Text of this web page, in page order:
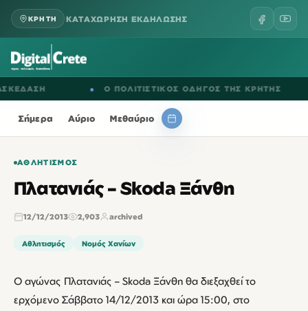
ΚΡΗΤΗ ΚΑΤΑΧΩΡΗΣΗ ΕΚΔΗΛΩΣΗΣ
Ο ΠΟΛΙΤΙΣΤΙΚΟΣ ΟΔΗΓΟΣ ΤΗΣ ΚΡΗΤΗΣ
Σήμερα Αύριο Μεθαύριο
ΑΘΛΗΤΙΣΜΌΣ
Πλατανιάς – Skoda Ξάνθη
12/12/2013 2,903 archived
Αθλητισμός Νομός Χανίων
Ο αγώνας Πλατανιάς – Skoda Ξάνθη θα διεξαχθεί το
ερχόμενο Σάββατο 14/12/2013 και ώρα 15:00, στο